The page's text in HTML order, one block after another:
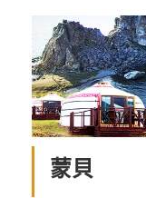
蒙貝